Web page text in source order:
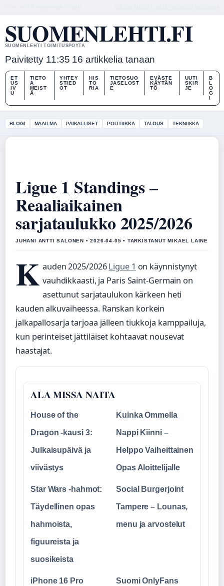
SUOMENLEHTI.FI
SUOMENLEHTI TOIMITUSPOYTA
Paivitetty 11:35 16 artikkelia tanaan
ET
US
IV
U
TIETO
A
MEIST
Ä
YHTEY
STIED
OT
HIS
TO
RIA
TIETOSUO
JASELOST
E
EVÄSTE
KÄYTÄN
TÖ
UUTI
SKIR
JE
B
L
O
G
I
BLOGI MAAILMA PAIKALLISET POLITIIKKA TALOUS TEKNIIKKA
Ligue 1 Standings –
Reaaliaikainen
sarjataulukko 2025/2026
JUHANI ANTTI SALONEN • 2026-04-05 • TARKISTANUT MIKAEL LAINE
K auden 2025/2026Ligue 1 on käynnistynyt
vauhdikkaasti, ja Paris Saint-Germain on
asettunut sarjataulukon kärkeen heti
kauden alkuvaiheessa. Ranskan korkein
jalkapallosarja tarjoaa jälleen tiukkoja kamppailuja,
kun perinteiset jättiläiset kohtaavat nousevat
haastajat.
ALA MISSA NAITA
House of the
Dragon -kausi 3:
Julkaisupäivä ja
viivästys
Kuinka Ommella
Nappi Kiinni –
Helppo Vaiheittainen
Opas Aloittelijalle
Star Wars -hahmot:
Täydellinen opas
hahmoista,
figuureista ja
suosikeista
Social Burgerjoint
Tampere – Lounas,
menu ja arvostelut
iPhone 16 Pro Suomi OnlyFans